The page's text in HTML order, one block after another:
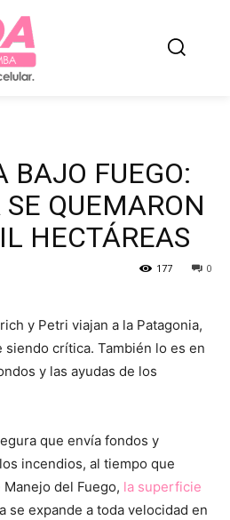
BAJO FUEGO:
QUEMARON
HECTÁREAS
0
177
y Petri viajan a la Patagonia,
crítica. También lo es en
y las ayudas de los
que envía fondos y
incendios, al tiempo que
del Fuego, la superficie
se expande a toda velocidad en